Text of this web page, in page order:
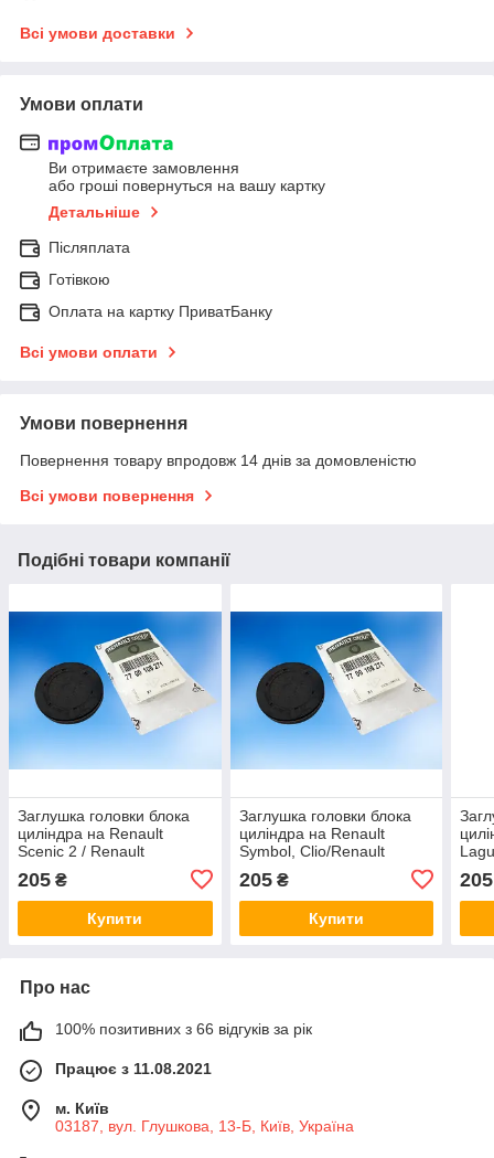
Всі умови доставки
Умови оплати
Ви отримаєте замовлення
або гроші повернуться на вашу картку
Детальніше
Післяплата
Готівкою
Оплата на картку ПриватБанку
Всі умови оплати
Умови повернення
Повернення товару впродовж 14 днів за домовленістю
Всі умови повернення
Подібні товари компанії
Заглушка головки блока
циліндра на Renault
Scenic 2 / Renault
205 ₴
Купити
Заглушка головки блока
циліндра на Renault
Symbol, Clio/Renault
205₴
Купити
205
Про нас
100% позитивних з 66 відгуків за рік
Працює з 11.08.2021
м. Київ
03187, вул. Глушкова, 13-Б, Київ, Україна